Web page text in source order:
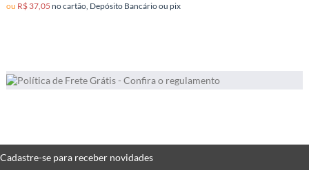
ou R$ 37,05 no cartão, Depósito Bancário ou pix
Cadastre-se para receber novidades